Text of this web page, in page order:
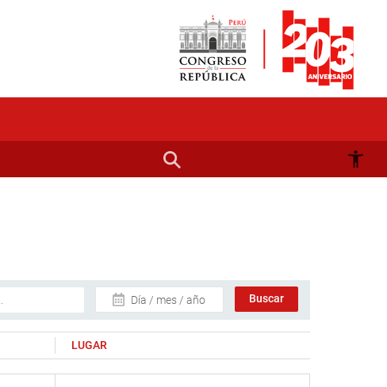
Día / mes / año
LUGAR